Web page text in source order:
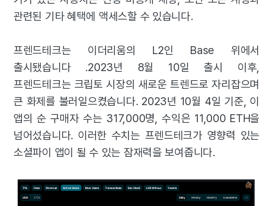
관련된 기타 혜택에 액세스할 수 있습니다.
프렌드테크는 이더리움의 L2인 Base 위에서
출시됐습니다 .2023년 8월 10일 출시 이후,
프렌드테크는 크립토 시장의 새로운 트렌드로 자리잡으며
큰 화제를 불러일으켰습니다. 2023년 10월 4일 기준, 이
앱의 순 구매자 수는 317,000명, 수익은 11,000 ETH을
넘어섰습니다. 이러한 수치는 프렌드테크가 영향력 있는
소셜파이 앱이 될 수 있는 잠재력을 보여줍니다.